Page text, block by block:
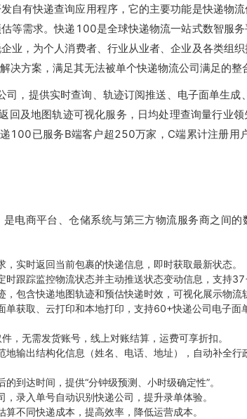
自有快递查询应用程序，它的主要功能是快递物
等需求。快递100是全球快递物流一站式数智服
业，为个人消费者、行业从业者、企业及各类组
决方案，满足其无法被单个快递物流公司满足的整
，提供实时查询、轨迹订阅推送、电子面单生成
回及地图轨迹可视化服务，日均处理查询量行业
100已服务B端客户超250万家，C端累计注册用
电商平台、仓储系统与第三方物流服务商之间
实时返回当前包裹的快递信息，即时获取最新状态。
跟踪监控物流状态并主动推送状态变动信息，支持
包含快递地图轨迹和预估快递时效，可视化展示物流
单获取、云打印和本地打印，支持60+快递公司电子面
，无需发货账号，线上对账结算，运费可享折扣。
输出结构化信息（姓名、电话、地址），自动补全行
到达时间，提供“分钟级预测、小时级确定性”。
录入单号自动识别快递公司，提升录单体验。
不同快递成本，提高效率，降低运营成本。